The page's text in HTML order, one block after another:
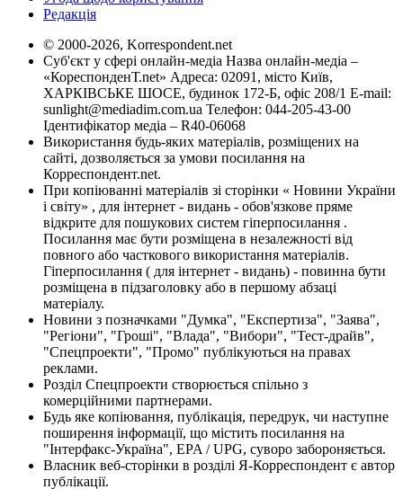
Редакція
© 2000-2026, Korrespondent.net
Суб'єкт у сфері онлайн-медіа Назва онлайн-медіа –
«КореспонденТ.net» Адреса: 02091, місто Київ,
ХАРКІВСЬКЕ ШОСЕ, будинок 172-Б, офіс 208/1 E-mail:
sunlight@mediadim.com.ua Телефон: 044-205-43-00
Ідентифікатор медіа – R40-06068
Використання будь-яких матеріалів, розміщених на
сайті, дозволяється за умови посилання на
Корреспондент.net.
При копіюванні матеріалів зі сторінки « Новини України
і світу» , для інтернет - видань - обов'язкове пряме
відкрите для пошукових систем гіперпосилання .
Посилання має бути розміщена в незалежності від
повного або часткового використання матеріалів.
Гіперпосилання ( для інтернет - видань) - повинна бути
розміщена в підзаголовку або в першому абзаці
матеріалу.
Новини з позначками "Думка", "Експертиза", "Заява",
"Регіони", "Гроші", "Влада", "Вибори", "Тест-драйв",
"Спецпроекти", "Промо" публікуються на правах
реклами.
Розділ Спецпроекти створюється спільно з
комерційними партнерами.
Будь яке копіювання, публікація, передрук, чи наступне
поширення інформації, що містить посилання на
"Інтерфакс-Україна", EPA / UPG, суворо забороняється.
Власник веб-сторінки в розділі Я-Корреспондент є автор
публікації.